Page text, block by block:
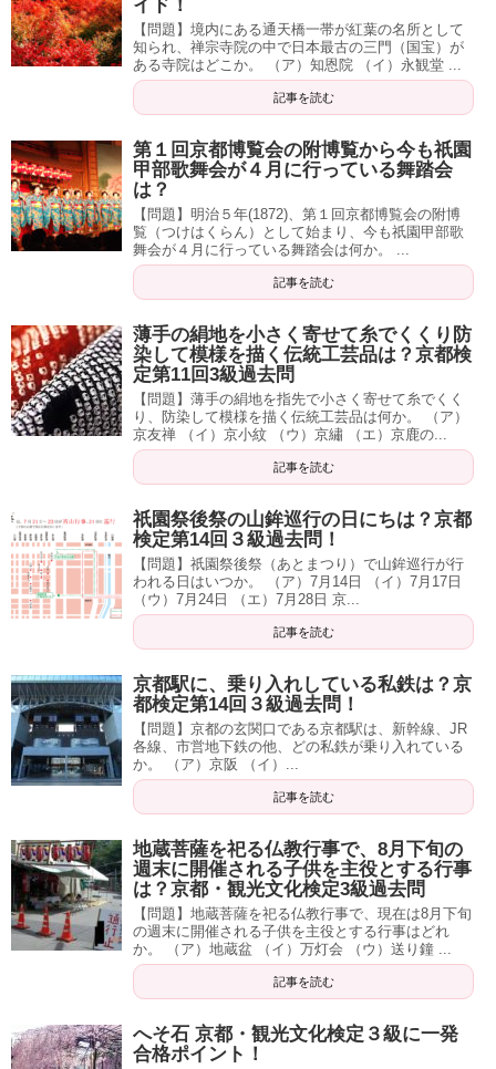
イド！
【問題】境内にある通天橋一帯が紅葉の名所として
知られ、禅宗寺院の中で日本最古の三門（国宝）が
ある寺院はどこか。 （ア）知恩院 （イ）永観堂 ...
記事を読む
第１回京都博覧会の附博覧から今も祇園
甲部歌舞会が４月に行っている舞踏会
は？
【問題】明治５年(1872)、第１回京都博覧会の附博
覧（つけはくらん）として始まり、今も祇園甲部歌
舞会が４月に行っている舞踏会は何か。 ...
記事を読む
薄手の絹地を小さく寄せて糸でくくり防
染して模様を描く伝統工芸品は？京都検
定第11回3級過去問
【問題】薄手の絹地を指先で小さく寄せて糸でくく
り、防染して模様を描く伝統工芸品は何か。 （ア）
京友禅 （イ）京小紋 （ウ）京繡 （エ）京鹿の...
記事を読む
祇園祭後祭の山鉾巡行の日にちは？京都
検定第14回３級過去問！
【問題】祇園祭後祭（あとまつり）で山鉾巡行が行
われる日はいつか。 （ア）7月14日 （イ）7月17日
（ウ）7月24日 （エ）7月28日 京...
記事を読む
京都駅に、乗り入れしている私鉄は？京
都検定第14回３級過去問！
【問題】京都の玄関口である京都駅は、新幹線、JR
各線、市営地下鉄の他、どの私鉄が乗り入れている
か。 （ア）京阪 （イ）...
記事を読む
地蔵菩薩を祀る仏教行事で、8月下旬の
週末に開催される子供を主役とする行事
は？京都・観光文化検定3級過去問
【問題】地蔵菩薩を祀る仏教行事で、現在は8月下旬
の週末に開催される子供を主役とする行事はどれ
か。 （ア）地蔵盆 （イ）万灯会 （ウ）送り鐘 ...
記事を読む
へそ石 京都・観光文化検定３級に一発
合格ポイント！